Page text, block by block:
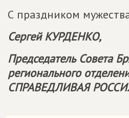
С праздником
Сергей КУРДЕНКО,
Председатель Совета
регионального
СПРАВЕДЛИВАЯ